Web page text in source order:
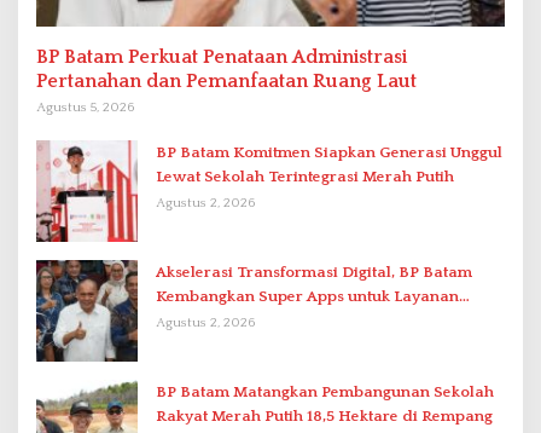
BP Batam Perkuat Penataan Administrasi
Pertanahan dan Pemanfaatan Ruang Laut
Agustus 5, 2026
BP Batam Komitmen Siapkan Generasi Unggul
Lewat Sekolah Terintegrasi Merah Putih
Agustus 2, 2026
Akselerasi Transformasi Digital, BP Batam
Kembangkan Super Apps untuk Layanan
Terpadu
Agustus 2, 2026
BP Batam Matangkan Pembangunan Sekolah
Rakyat Merah Putih 18,5 Hektare di Rempang